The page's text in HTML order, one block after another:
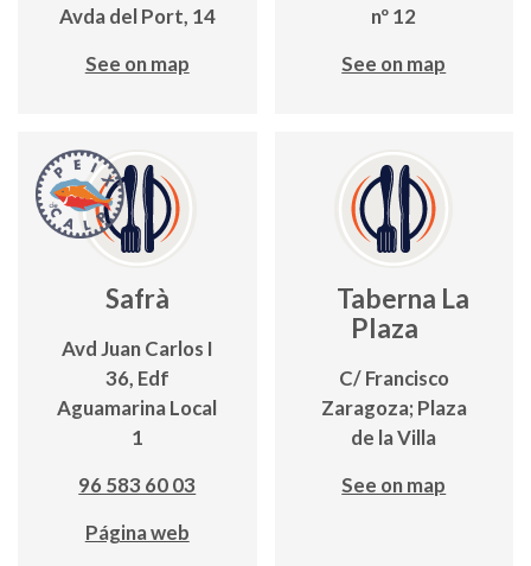
Avda del Port, 14
See on map
nº 12
See on map
Safrà
Avd Juan Carlos I
36, Edf
Aguamarina Local
1
96 583 60 03
Página web
Taberna La
Plaza
C/ Francisco
Zaragoza; Plaza
de la Villa
See on map